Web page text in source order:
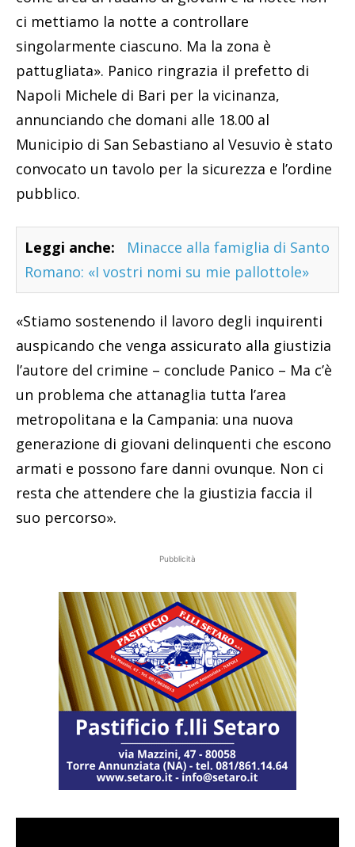
ci mettiamo la notte a controllare
singolarmente ciascuno. Ma la zona è
pattugliata». Panico ringrazia il prefetto di
Napoli Michele di Bari per la vicinanza,
annunciando che domani alle 18.00 al
Municipio di San Sebastiano al Vesuvio è stato
convocato un tavolo per la sicurezza e l’ordine
pubblico.
Leggi anche:
Minacce alla famiglia di Santo
Romano: «I vostri nomi su mie pallottole»
«Stiamo sostenendo il lavoro degli inquirenti
auspicando che venga assicurato alla giustizia
l’autore del crimine – conclude Panico – Ma c’è
un problema che attanaglia tutta l’area
metropolitana e la Campania: una nuova
generazione di giovani delinquenti che escono
armati e possono fare danni ovunque. Non ci
resta che attendere che la giustizia faccia il
suo percorso».
Pubblicità